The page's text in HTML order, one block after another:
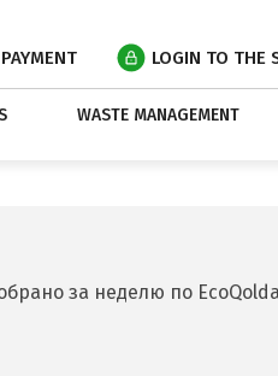
LOGIN TO THE
WASTE MANAGEMENT
за неделю по